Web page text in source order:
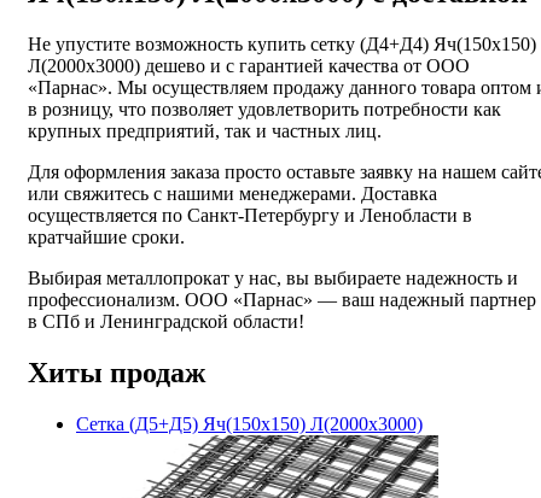
Не упустите возможность купить сетку (Д4+Д4) Яч(150х150)
Л(2000х3000) дешево и с гарантией качества от ООО
«Парнас». Мы осуществляем продажу данного товара оптом
в розницу, что позволяет удовлетворить потребности как
крупных предприятий, так и частных лиц.
Для оформления заказа просто оставьте заявку на нашем
или свяжитесь с нашими менеджерами. Доставка
осуществляется по Санкт-Петербургу и Ленобласти в
кратчайшие сроки.
Выбирая металлопрокат у нас, вы выбираете надежность и
профессионализм. ООО «Парнас» — ваш надежный партнер
в СПб и Ленинградской области!
Хиты продаж
Сетка (Д5+Д5) Яч(150х150) Л(2000х3000)